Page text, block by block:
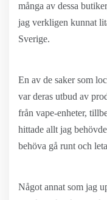
många av dessa
jag verkligen kunnat
Sverige.
En av de saker som
var deras utbud av
från vape-enheter,
hittade allt jag
behöva gå runt och
Något annat som jag